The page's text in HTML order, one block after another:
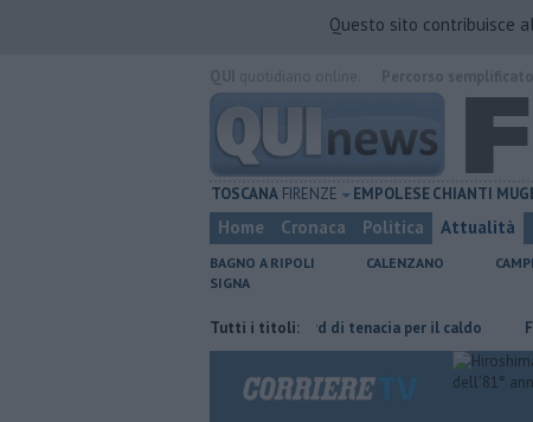
Questo sito contribuisce
TOSCANA FIRENZE EMPOLESECHIANTI
Home Cronaca Politica Attualità
BAGNO A RIPOLI CALENZANO
SIGNA
Tutti i titoli:
Graticola meteo, record di tenacia per il caldo Fipili,